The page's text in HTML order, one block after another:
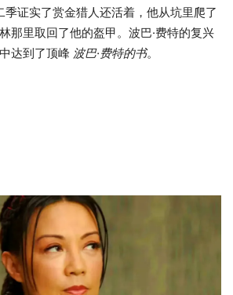
季证实了赏金猎人还活着，他从坑里爬了
那里取回了他的盔甲。波巴·费特的复兴
达到了顶峰 波巴·费特的书。